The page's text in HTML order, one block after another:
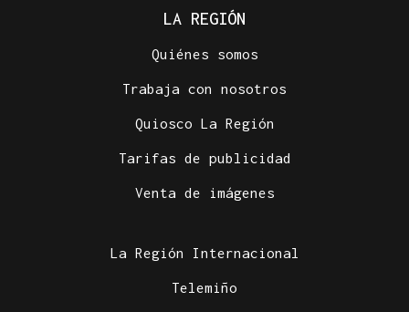
LA REGIÓN
Quiénes somos
Trabaja con nosotros
Quiosco La Región
Tarifas de publicidad
Venta de imágenes
La Región Internacional
Telemiño